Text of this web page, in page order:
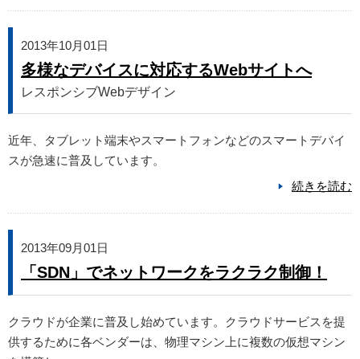
2013年10月01日
多様なデバイスに対応するWebサイトへ
レスポンシブWebデザイン
近年、タブレット端末やスマートフォンなどのスマートデバイ
スが急速に普及しています。
続きを読む
2013年09月01日
「SDN」でネットワークをラクラク制御！
クラウドが企業に普及し始めています。クラウドサービスを提
供するために各ベンダーは、物理マシン上に複数の仮想マシン